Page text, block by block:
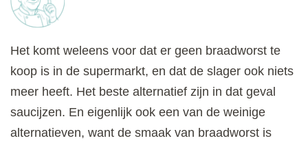
Het komt weleens voor dat er geen braadworst te
koop is in de supermarkt, en dat de slager ook niets
meer heeft. Het beste alternatief zijn in dat geval
saucijzen. En eigenlijk ook een van de weinige
alternatieven, want de smaak van braadworst is